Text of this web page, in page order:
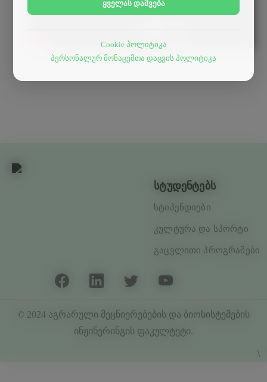
სტუდენტებს
სტიპენდიები
კულტურა და სპორტი
გაცვლითი პროგრამები
© 2024 აგრარული მეცნიერებების და ბიოსისტემების
ინჟინერინგის ფაკულტეტი.
\
ყველას დაშვება
Cookie პოლიტიკა
პერსონალურ მონაცემთა დაცვის პოლიტიკა